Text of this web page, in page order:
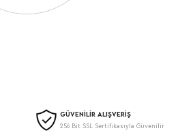
GÜVENİLİR ALIŞVERİŞ
256 Bit SSL Sertifikasıyla Güvenilir